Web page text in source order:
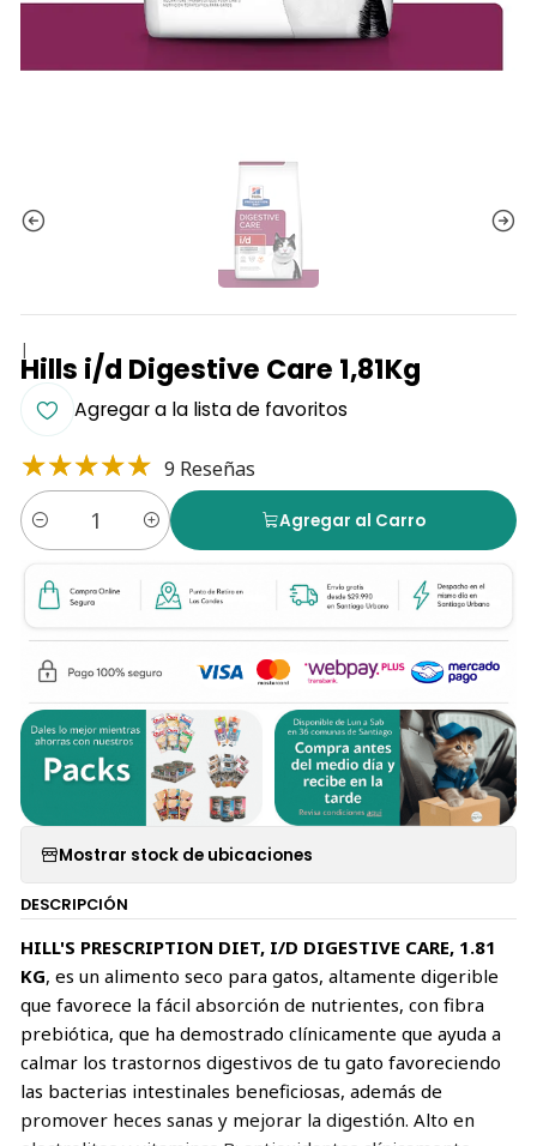
|
Hills i/d Digestive Care 1,81Kg
Agregar a la lista de favoritos
9 Reseñas
Cantidad
Agregar al Carro
Mostrar stock de ubicaciones
DESCRIPCIÓN
HILL'S PRESCRIPTION DIET, I/D DIGESTIVE CARE, 1.81
KG, es un alimento seco para gatos, altamente digerible
que favorece la fácil absorción de nutrientes, con fibra
prebiótica, que ha demostrado clínicamente que ayuda a
calmar los trastornos digestivos de tu gato favoreciendo
las bacterias intestinales beneficiosas, además de
promover heces sanas y mejorar la digestión. Alto en